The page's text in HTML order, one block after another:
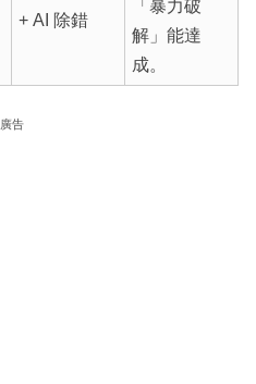
+ AI 除錯
「暴力破
解」能達
成。
廣告